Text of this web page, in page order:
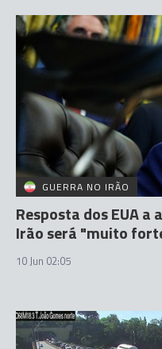
GUERRA NO IRÃO
Resposta dos EUA
Irão será "muito
10 Jun 02:05